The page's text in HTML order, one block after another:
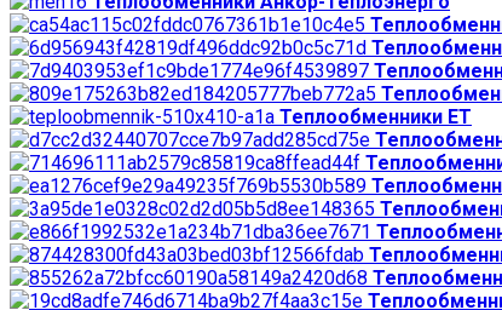
Теплообменники ЕТ